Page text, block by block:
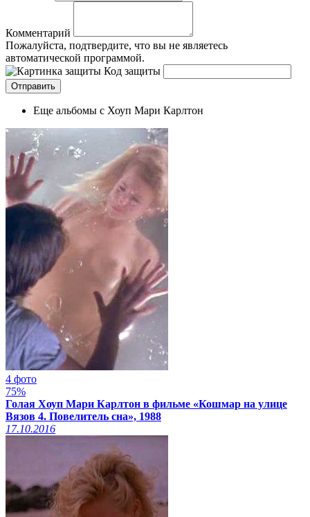
Комментарий
Пожалуйста, подтвердите, что вы не являетесь
автоматической программой.
Код защиты
Еще альбомы с Хоуп Мари Карлтон
4 фото
75%
Голая Хоуп Мари Карлтон в фильме «Кошмар на улице
Вязов 4. Повелитель сна», 1988
17.10.2016